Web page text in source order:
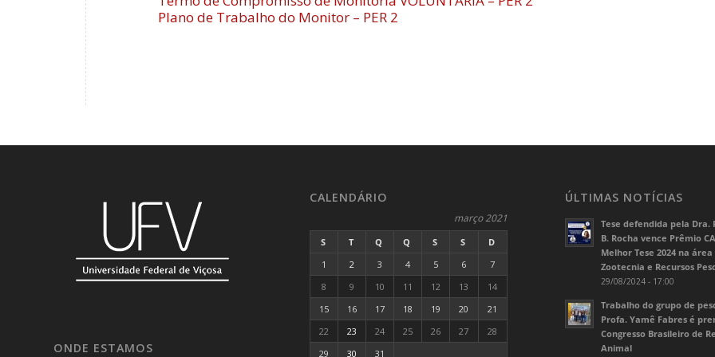
Plano de Trabalho do Monitor – PER 2
ONDE ESTAMOS
CALENDÁRIO
março 2021
S T Q Q S S
D
1
2 3 4 5 6
7
8
9 10 11 12 13
14
15
16 17 18 19 20
21
22
23 24 25 26 27
28
29
30 31
ÚLTIMAS NOTÍCIAS
Tese defendida pela Dra.
B. Rocha vence Prêmio
Melhor Tese 2024 na
Zootecnia e Recursos
29/08/2024 - 17:00
Trabalho do grupo de
Profa. Yamê Fabres é
Congresso Brasileiro de
Animal